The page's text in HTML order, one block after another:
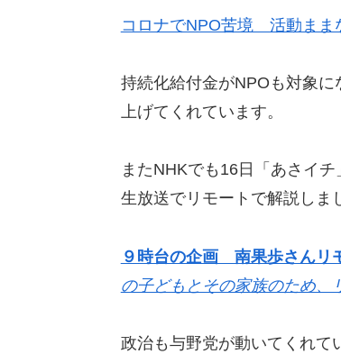
コロナでNPO苦境 活動まま
持続化給付金がNPOも対象
上げてくれています。
またNHKでも16日「あさイ
生放送でリモートで解説しま
９時台の企画 南果歩さんリ
の子どもとその家族のため、
政治も与野党が動いてくれて